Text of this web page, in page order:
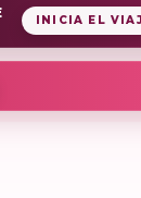
INICIA EL